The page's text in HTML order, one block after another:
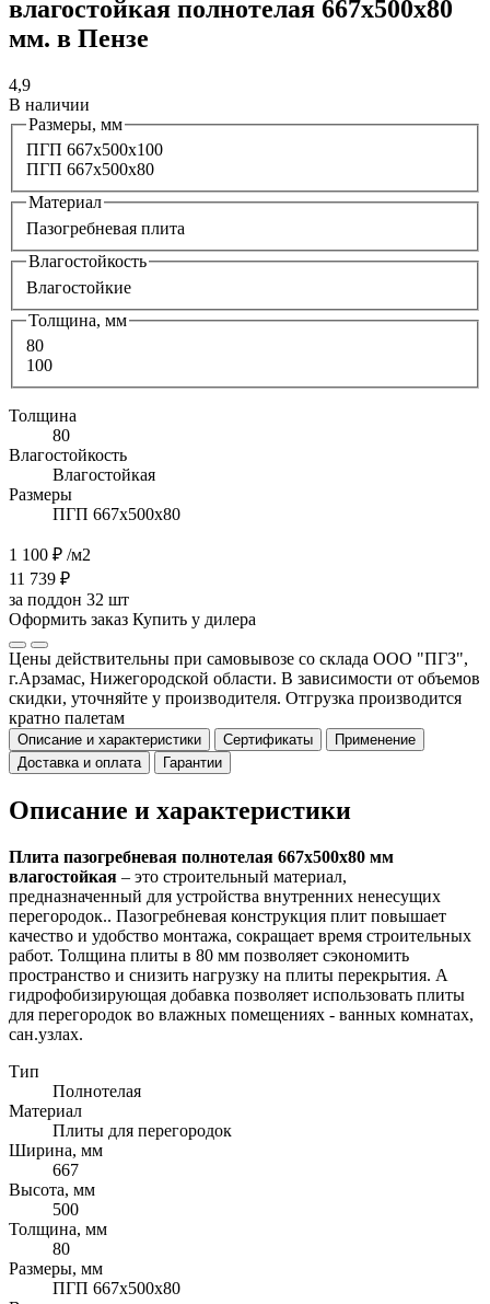
влагостойкая полнотелая 667х500х80
мм. в Пензе
4,9
В наличии
Размеры, мм
ПГП 667х500х100
ПГП 667x500x80
Материал
Пазогребневая плита
Влагостойкость
Влагостойкие
Толщина, мм
80
100
Толщина
80
Влагостойкость
Влагостойкая
Размеры
ПГП 667х500х80
1 100 ₽ /м2
11 739 ₽
за поддон 32 шт
Оформить заказ Купить у дилера
Цены действительны при самовывозе со склада ООО "ПГЗ",
г.Арзамас, Нижегородской области. В зависимости от объемов
скидки, уточняйте у производителя. Отгрузка производится
кратно палетам
Описание и характеристики Сертификаты
Применение
Доставка и оплата
Гарантии
Описание и характеристики
Плита пазогребневая полнотелая 667х500х80 мм
влагостойкая – это строительный материал,
предназначенный для устройства внутренних ненесущих
перегородок.. Пазогребневая конструкция плит повышает
качество и удобство монтажа, сокращает время строительных
работ. Толщина плиты в 80 мм позволяет сэкономить
пространство и снизить нагрузку на плиты перекрытия. А
гидрофобизирующая добавка позволяет использовать плиты
для перегородок во влажных помещениях - ванных комнатах,
сан.узлах.
Тип
Полнотелая
Материал
Плиты для перегородок
Ширина, мм
667
Высота, мм
500
Толщина, мм
80
Размеры, мм
ПГП 667х500х80